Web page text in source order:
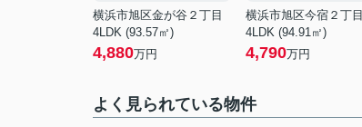
横浜市旭区金が谷２丁目
4LDK (93.57㎡)
4,880万円
横浜市旭区今宿２丁目
4LDK (94.91㎡)
4,790万円
よく見られている物件